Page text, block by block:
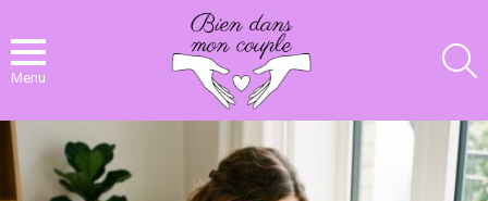
Menu
NOS
DERNIERS
ARTICLES